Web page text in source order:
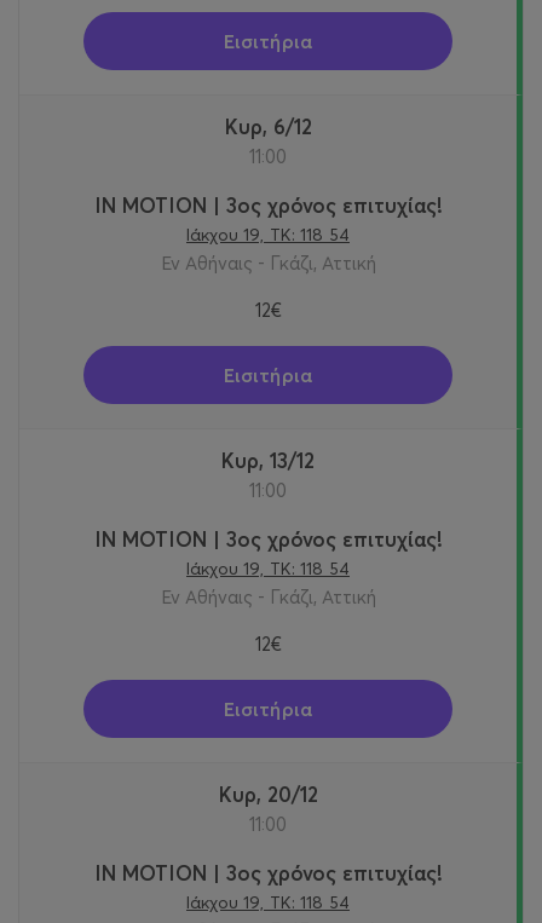
Εισιτήρια
Κυρ, 6/12
11:00
IN MOTION | 3ος χρόνος επιτυχίας!
Ιάκχου 19, ΤΚ: 118 54
Εν Αθήναις - Γκάζι, Αττική
12€
Εισιτήρια
Κυρ, 13/12
11:00
IN MOTION | 3ος χρόνος επιτυχίας!
Ιάκχου 19, ΤΚ: 118 54
Εν Αθήναις - Γκάζι, Αττική
12€
Εισιτήρια
Κυρ, 20/12
11:00
IN MOTION | 3ος χρόνος επιτυχίας!
Ιάκχου 19, ΤΚ: 118 54